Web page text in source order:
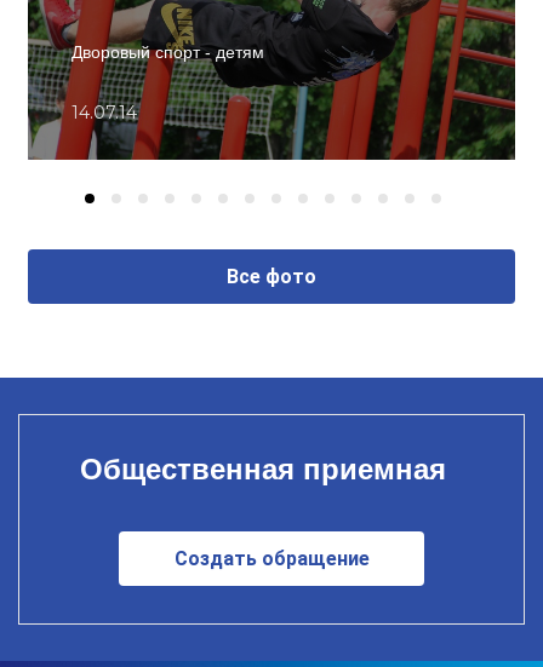
Дворовый спорт - детям
14.07.14
Все фото
Общественная приемная
Создать обращение